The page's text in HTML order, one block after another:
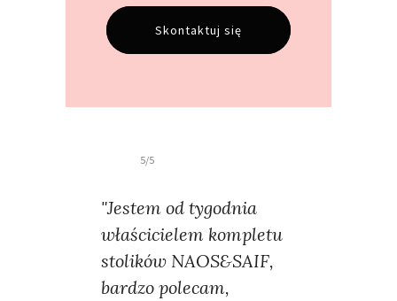
5/5
"Jestem od tygodnia
właścicielem kompletu
stolików NAOS&SAIF,
bardzo polecam,
Skontaktuj się